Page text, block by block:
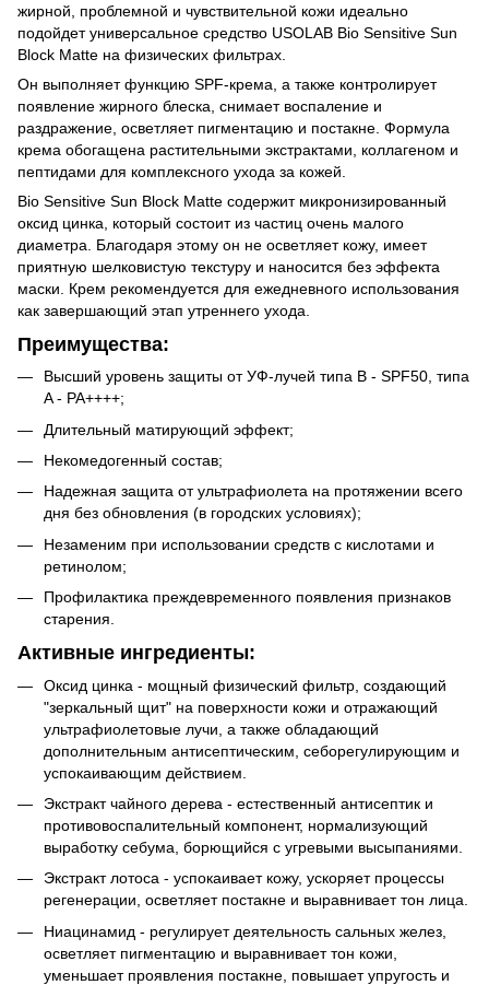
жирной, проблемной и чувствительной кожи идеально
подойдет универсальное средство USOLAB Bio Sensitive Sun
Block Matte на физических фильтрах.
Он выполняет функцию SPF-крема, а также контролирует
появление жирного блеска, снимает воспаление и
раздражение, осветляет пигментацию и постакне. Формула
крема обогащена растительными экстрактами, коллагеном и
пептидами для комплексного ухода за кожей.
Bio Sensitive Sun Block Matte содержит микронизированный
оксид цинка, который состоит из частиц очень малого
диаметра. Благодаря этому он не осветляет кожу, имеет
приятную шелковистую текстуру и наносится без эффекта
маски. Крем рекомендуется для ежедневного использования
как завершающий этап утреннего ухода.
Преимущества:
Высший уровень защиты от УФ-лучей типа B - SPF50, типа
A - PA++++;
Длительный матирующий эффект;
Некомедогенный состав;
Надежная защита от ультрафиолета на протяжении всего
дня без обновления (в городских условиях);
Незаменим при использовании средств с кислотами и
ретинолом;
Профилактика преждевременного появления признаков
старения.
Активные ингредиенты:
Оксид цинка - мощный физический фильтр, создающий
"зеркальный щит" на поверхности кожи и отражающий
ультрафиолетовые лучи, а также обладающий
дополнительным антисептическим, себорегулирующим и
успокаивающим действием.
Экстракт чайного дерева - естественный антисептик и
противовоспалительный компонент, нормализующий
выработку себума, борющийся с угревыми высыпаниями.
Экстракт лотоса - успокаивает кожу, ускоряет процессы
регенерации, осветляет постакне и выравнивает тон лица.
Ниацинамид - регулирует деятельность сальных желез,
осветляет пигментацию и выравнивает тон кожи,
уменьшает проявления постакне, повышает упругость и